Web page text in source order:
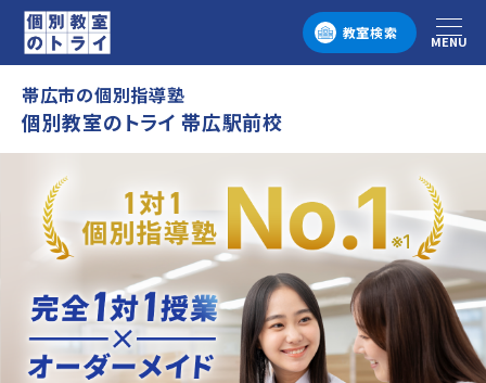
教室検索
メニュー
MENU
帯広市の個別指導塾
個別教室のトライ 帯広駅前校